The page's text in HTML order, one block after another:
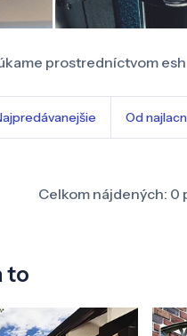
prostredníctvom
Od
Celkom nájdených: 0
to